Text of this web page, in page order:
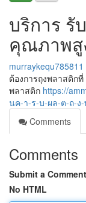
บริการ รั
คุณภาพสู
murraykequ785811
ต้องการถุงพลาสติก
พลาสติก https://
นค-า-ร-บ-ผล-ต-ถ-
Comments
Comments
Submit a Comment
No HTML